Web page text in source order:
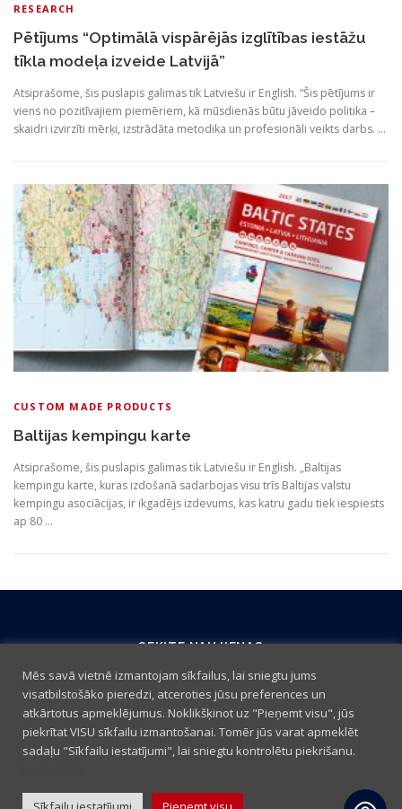
RESEARCH
Pētījums “Optimālā vispārējās izglītības iestāžu
tīkla modeļa izveide Latvijā”
Atsiprašome, šis puslapis galimas tik Latviešu ir English. “Šis pētījums ir
viens no pozitīvajiem piemēriem, kā mūsdienās būtu jāveido politika –
skaidri izvirzīti mērķi, izstrādāta metodika un profesionāli veikts darbs. …
CUSTOM MADE PRODUCTS
Baltijas kempingu karte
Atsiprašome, šis puslapis galimas tik Latviešu ir English. „Baltijas
kempingu karte, kuras izdošanā sadarbojas visu trīs Baltijas valstu
kempingu asociācijas, ir ikgadējs izdevums, kas katru gadu tiek iespiests
ap 80 …
SEKITE NAUJIENAS
Mēs savā vietnē izmantojam sīkfailus, lai sniegtu jums
visatbilstošāko pieredzi, atceroties jūsu preferences un
atkārtotus apmeklējumus. Noklikšķinot uz "Pieņemt visu", jūs
piekrītat VISU sīkfailu izmantošanai. Tomēr jūs varat apmeklēt
sadaļu "Sīkfailu iestatījumi", lai sniegtu kontrolētu piekrišanu.